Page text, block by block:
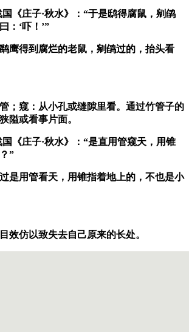
国《庄子·秋水》：“于是鸱得腐鼠，剜鹐
：‘吓！’”
鹰得到腐烂的老鼠，剜鹐过的，抬头看
；窥：从小孔或缝隙里看。通过竹管子的
隘或看事片面。
国《庄子·秋水》：“是直用管窥天，用锥
”
是用管看天，用锥指着地上的，不也是小
效仿以致失去自己原来的长处。